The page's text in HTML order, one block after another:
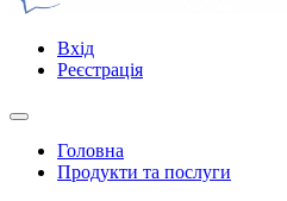
Вхід
Реєстрація
Головна
Продукти та послуги